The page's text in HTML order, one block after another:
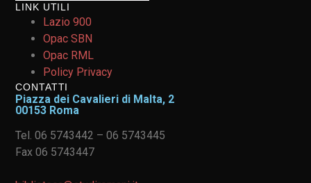
LINK UTILI
Lazio 900
Opac SBN
Opac RML
Policy Privacy
CONTATTI
Piazza dei Cavalieri di Malta, 2
00153 Roma
Tel. 06 5743442 – 06 5743445
Fax 06 5743447